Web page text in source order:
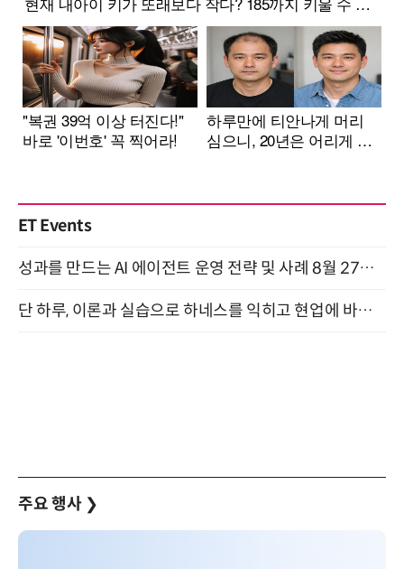
ET Events
성과를 만드는 AI 에이전트 운영 전략 및 사례 8월 27일 개최
단 하루, 이론과 실습으로 하네스를 익히고 현업에 바로 쓰는 핸즈온 워크숍 (8/20)
주요 행사 ❯